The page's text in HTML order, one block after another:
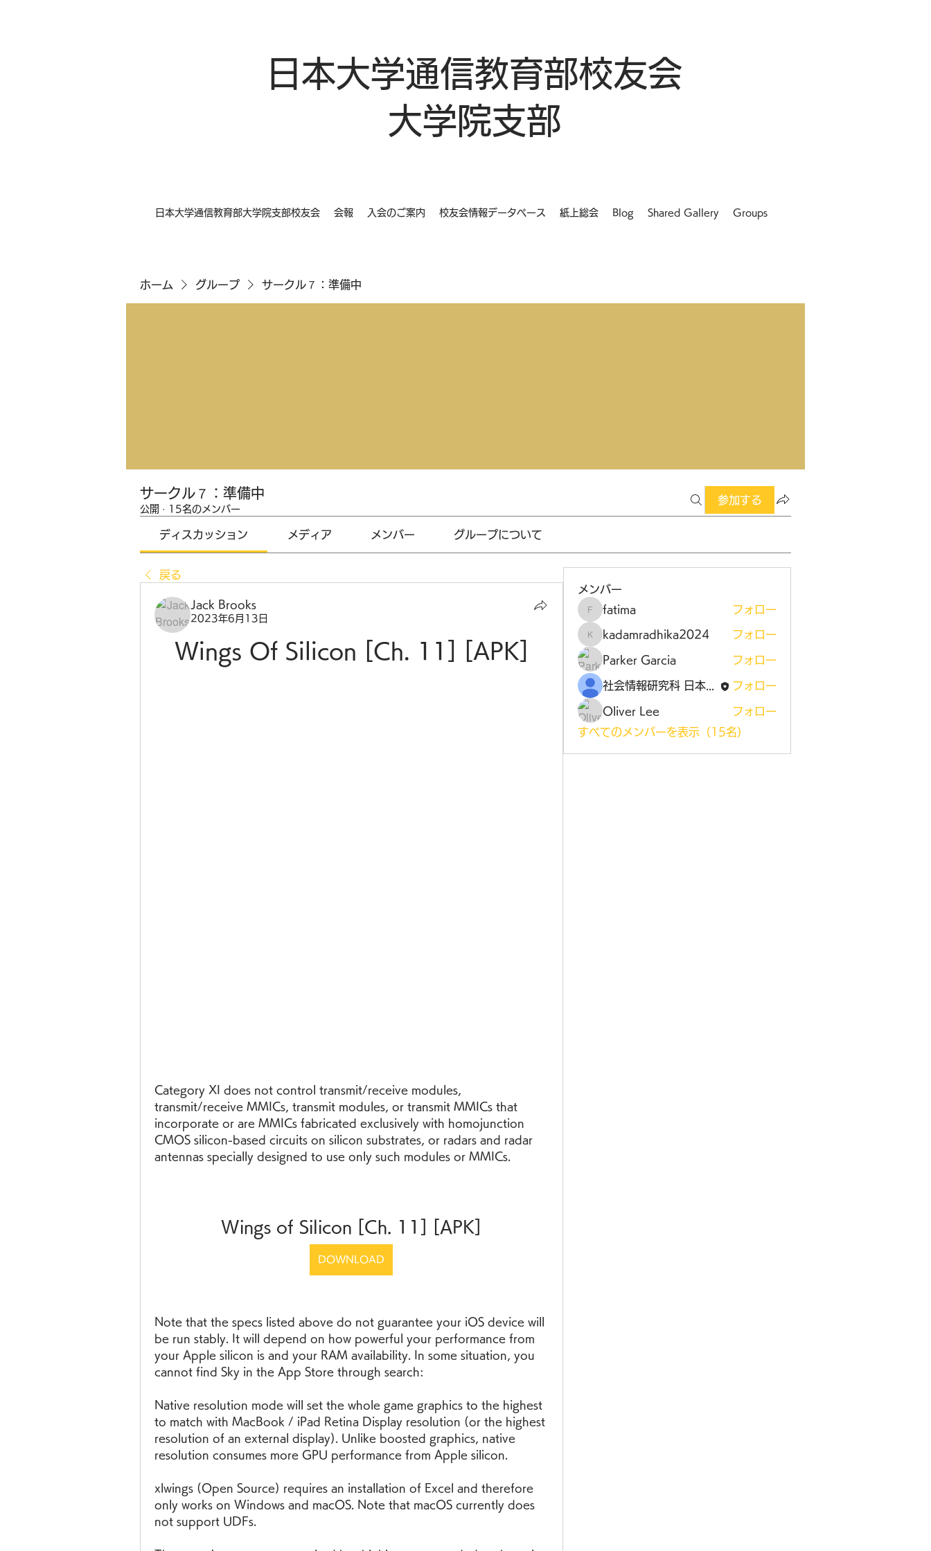
日本大学通信教育部校友会
大学院支部
日本大学通信教育部大学院支部校友会 会報 入会のご案内 校友会情報データベース 紙上総会 Blog Shared Gallery Groups
ホーム グループ サークル７：準備中
サークル７：準備中
公開 · 15名のメンバー
参加する
ディスカッション メディア メンバー グループについて
戻る
Jack Brooks
2023年6月13日
Wings Of Silicon [Ch. 11] [APK]
Category XI does not control transmit/receive modules,
transmit/receive MMICs, transmit modules, or transmit MMICs that
incorporate or are MMICs fabricated exclusively with homojunction
CMOS silicon-based circuits on silicon substrates, or radars and radar
antennas specially designed to use only such modules or MMICs.
Wings of Silicon [Ch. 11] [APK]
DOWNLOAD
Note that the specs listed above do not guarantee your iOS device will
be run stably. It will depend on how powerful your performance from
your Apple silicon is and your RAM availability. In some situation, you
cannot find Sky in the App Store through search:
Native resolution mode will set the whole game graphics to the highest
to match with MacBook / iPad Retina Display resolution (or the highest
resolution of an external display). Unlike boosted graphics, native
resolution consumes more GPU performance from Apple silicon.
xlwings (Open Source) requires an installation of Excel and therefore
only works on Windows and macOS. Note that macOS currently does
not support UDFs.
メンバー
fatima
fatima フォロー
kadamradhika2024
kadamradhika2024 フォロー
Parker Garcia フォロー
社会情報研究科 日本大学大学院 フォロー
Oliver Lee
フォロー
すべてのメンバーを表示（15名）